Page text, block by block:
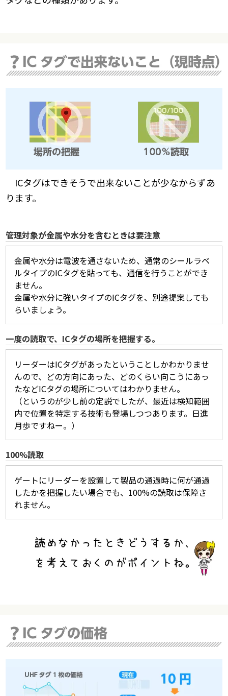
ICタグはできそうで出来ないことが少なからずあ
ります。
管理対象が金属や水分を含むときは要注意
金属や水分は電波を通さないため、通常のシールラベ
ルタイプのICタグを貼っても、通信を行うことができ
ません。
金属や水分に強いタイプのICタグを、別途提案しても
らいましょう。
一度の読取で、ICタグの場所を把握する。
リーダーはICタグがあったということしかわかりませ
んので、どの方向にあった、どのくらい向こうにあっ
たなどICタグの場所についてはわかりません。
（というのが少し前の定説でしたが、最近は検知範囲
内で位置を特定する技術も登場しつつあります。日進
月歩ですねー。）
100%読取
ゲートにリーダーを設置して製品の通過時に何が通過
したかを把握したい場合でも、100%の読取は保障さ
れません。